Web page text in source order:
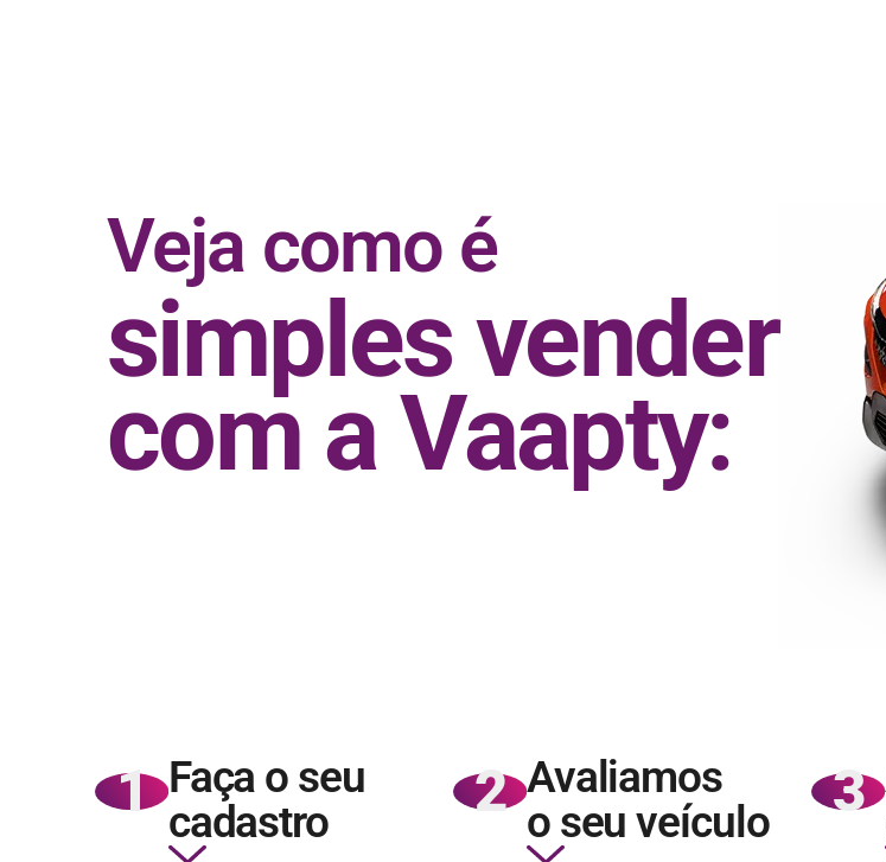
Veja como é
simples vender
com a Vaapty:
1 Faça o seu
cadastro
2 Avaliamos
o seu veículo
3